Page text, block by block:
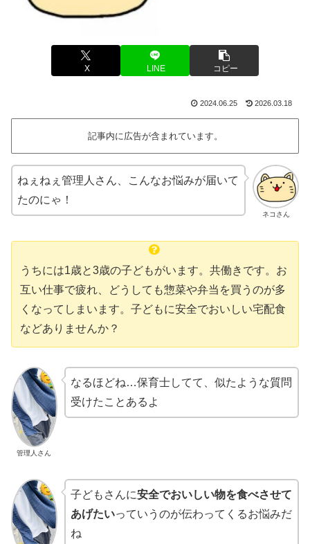
X LINE コピー
2024.06.25 2026.03.18
記事内に広告が含まれています。
ネコさん
ねぇねぇ管理人さん、こんなお悩みが届いて
たのにゃ！
うちには1歳と3歳の子どもがいます。共働きです。お
互い仕事で疲れ、どうしても惣菜や弁当を買うのが多
くなってしまいます。子どもに安全でおいしい宅配食
などありませんか？
管理人さん
なるほどね…保育士してて、似たような質問
受けたことあるよ
子どもさんに安全でおいしい物を食べさせて
あげたいっていうのが伝わってくるお悩みだ
ね